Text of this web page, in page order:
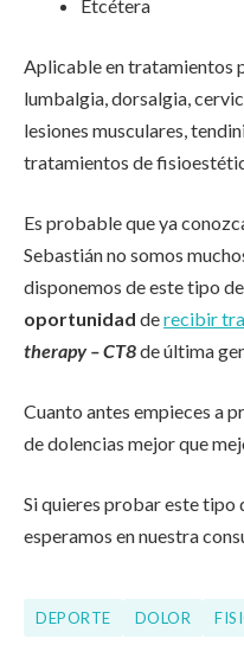
Etcétera
Aplicable en tratamientos
lumbalgia, dorsalgia,
lesiones musculares,
tratamientos de
Es probable que ya
Sebastián no somos
disponemos de este tipo
oportunidad derecibir
therapy – CT8de última
Cuanto antes empieces a
de dolencias mejor que
Si quieres probar este tipo
esperamos en nuestra
DEPORTE DOLOR